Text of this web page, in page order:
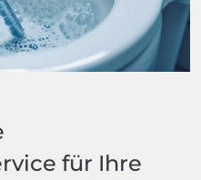
für Ihre